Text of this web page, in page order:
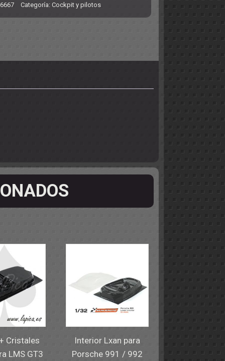
Categoría:Cockpit y pilotos
Cristales
LMS GT3
Interior Lxan para
Porsche 991 / 992